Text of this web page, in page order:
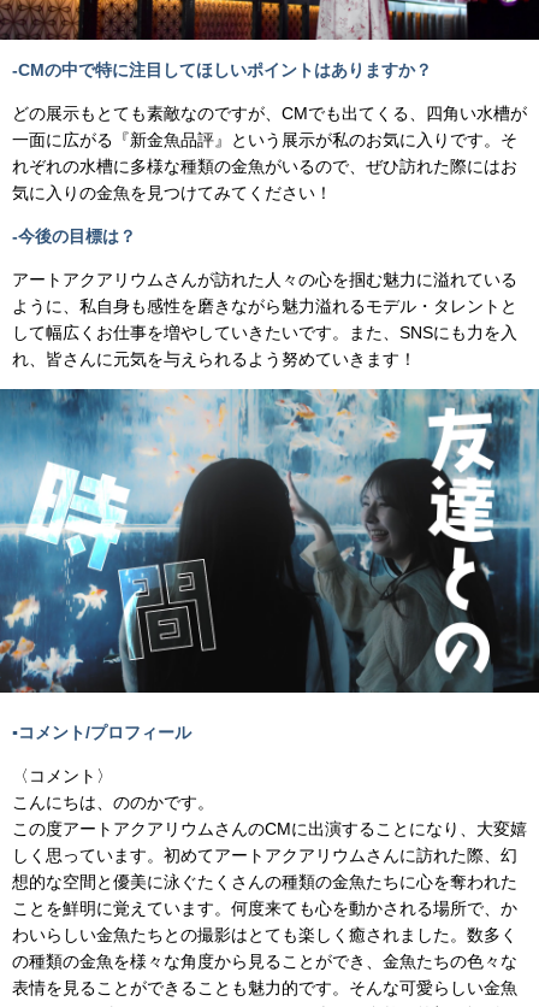
-CMの中で特に注⽬してほしいポイントはありますか？
どの展⽰もとても素敵なのですが、CMでも出てくる、四⾓い⽔槽が
⼀⾯に広がる『新⾦⿂品評』という展⽰が私のお気に⼊りです。そ
れぞれの⽔槽に多様な種類の⾦⿂がいるので、ぜひ訪れた際にはお
気に⼊りの⾦⿂を⾒つけてみてください！
-今後の⽬標は？
アートアクアリウムさんが訪れた⼈々の⼼を掴む魅⼒に溢れている
ように、私⾃⾝も感性を磨きながら魅⼒溢れるモデル・タレントと
して幅広くお仕事を増やしていきたいです。また、SNSにも⼒を⼊
れ、皆さんに元気を与えられるよう努めていきます！
▪️コメント/プロフィール
〈コメント〉
こんにちは、ののかです。
この度アートアクアリウムさんのCMに出演することになり、⼤変嬉
しく思っています。初めてアートアクアリウムさんに訪れた際、幻
想的な空間と優美に泳ぐたくさんの種類の⾦⿂たちに⼼を奪われた
ことを鮮明に覚えています。何度来ても⼼を動かされる場所で、か
わいらしい⾦⿂たちとの撮影はとても楽しく癒されました。数多く
の種類の⾦⿂を様々な⾓度から⾒ることができ、⾦⿂たちの⾊々な
表情を⾒ることができることも魅⼒的です。そんな可愛らしい⾦⿂